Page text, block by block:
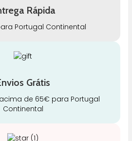
Rápida
Portugal Continental
Grátis
de 65€ para Portugal
Continental